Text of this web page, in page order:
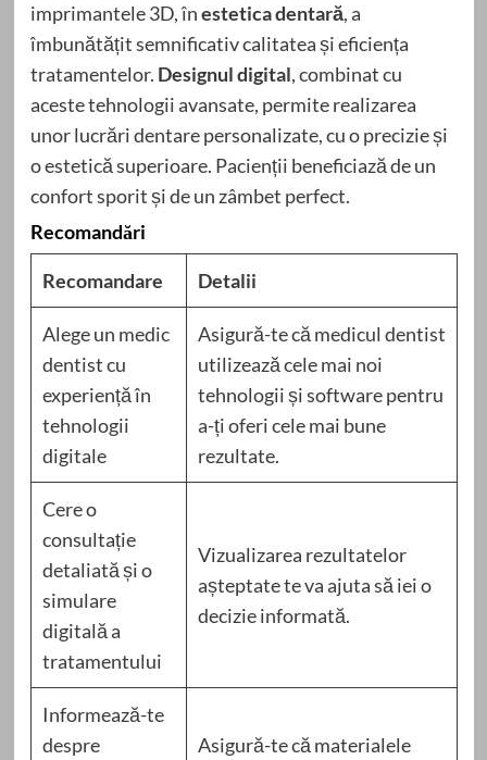
imprimantele 3D, înestetica dentară, a
îmbunătățit semnificativ calitatea și eficiența
tratamentelor. Designul digital, combinat cu
aceste tehnologii avansate, permite realizarea
unor lucrări dentare personalizate, cu o precizie și
o estetică superioare. Pacienții beneficiază de un
confort sporit și de un zâmbet perfect.
Recomandări
Recomandare Detalii
Alege un medic
dentist cu
experiență în
tehnologii
digitale
Asigură-te că medicul dentist
utilizează cele mai noi
tehnologii și software pentru
a-ți oferi cele mai bune
rezultate.
Cere o
consultație
detaliată și o
simulare
digitală a
tratamentului
Vizualizarea rezultatelor
așteptate te va ajuta să iei o
decizie informată.
Informează-te
despre
Asigură-te că materialele